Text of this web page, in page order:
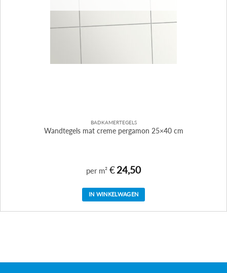
BADKAMERTEGELS
Wandtegels mat creme pergamon 25×40 cm
per m² €24,50
IN WINKELWAGEN